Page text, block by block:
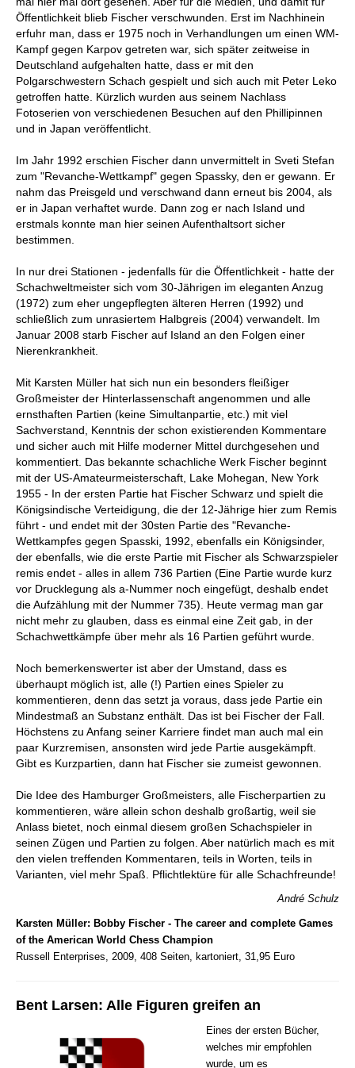
Öffentlichkeit blieb Fischer verschwunden. Erst im Nachhinein
erfuhr man, dass er 1975 noch in Verhandlungen um einen WM-
Kampf gegen Karpov getreten war, sich später zeitweise in
Deutschland aufgehalten hatte, dass er mit den
Polgarschwestern Schach gespielt und sich auch mit Peter Leko
getroffen hatte. Kürzlich wurden aus seinem Nachlass
Fotoserien von verschiedenen Besuchen auf den Phillipinnen
und in Japan veröffentlicht.
Im Jahr 1992 erschien Fischer dann unvermittelt in Sveti Stefan
zum "Revanche-Wettkampf" gegen Spassky, den er gewann. Er
nahm das Preisgeld und verschwand dann erneut bis 2004, als
er in Japan verhaftet wurde. Dann zog er nach Island und
erstmals konnte man hier seinen Aufenthaltsort sicher
bestimmen.
In nur drei Stationen - jedenfalls für die Öffentlichkeit - hatte der
Schachweltmeister sich vom 30-Jährigen im eleganten Anzug
(1972) zum eher ungepflegten älteren Herren (1992) und
schließlich zum unrasiertem Halbgreis (2004) verwandelt. Im
Januar 2008 starb Fischer auf Island an den Folgen einer
Nierenkrankheit.
Mit Karsten Müller hat sich nun ein besonders fleißiger
Großmeister der Hinterlassenschaft angenommen und alle
ernsthaften Partien (keine Simultanpartie, etc.) mit viel
Sachverstand, Kenntnis der schon existierenden Kommentare
und sicher auch mit Hilfe moderner Mittel durchgesehen und
kommentiert. Das bekannte schachliche Werk Fischer beginnt
mit der US-Amateurmeisterschaft, Lake Mohegan, New York
1955 - In der ersten Partie hat Fischer Schwarz und spielt die
Königsindische Verteidigung, die der 12-Jährige hier zum Remis
führt - und endet mit der 30sten Partie des "Revanche-
Wettkampfes gegen Spasski, 1992, ebenfalls ein Königsinder,
der ebenfalls, wie die erste Partie mit Fischer als Schwarzspieler
remis endet - alles in allem 736 Partien (Eine Partie wurde kurz
vor Drucklegung als a-Nummer noch eingefügt, deshalb endet
die Aufzählung mit der Nummer 735). Heute vermag man gar
nicht mehr zu glauben, dass es einmal eine Zeit gab, in der
Schachwettkämpfe über mehr als 16 Partien geführt wurde.
Noch bemerkenswerter ist aber der Umstand, dass es
überhaupt möglich ist, alle (!) Partien eines Spieler zu
kommentieren, denn das setzt ja voraus, dass jede Partie ein
Mindestmaß an Substanz enthält. Das ist bei Fischer der Fall.
Höchstens zu Anfang seiner Karriere findet man auch mal ein
paar Kurzremisen, ansonsten wird jede Partie ausgekämpft.
Gibt es Kurzpartien, dann hat Fischer sie zumeist gewonnen.
Die Idee des Hamburger Großmeisters, alle Fischerpartien zu
kommentieren, wäre allein schon deshalb großartig, weil sie
Anlass bietet, noch einmal diesem großen Schachspieler in
seinen Zügen und Partien zu folgen. Aber natürlich mach es mit
den vielen treffenden Kommentaren, teils in Worten, teils in
Varianten, viel mehr Spaß. Pflichtlektüre für alle Schachfreunde!
André Schulz
Karsten Müller: Bobby Fischer - The career and complete Games
of the American World Chess Champion
Russell Enterprises, 2009, 408 Seiten, kartoniert, 31,95 Euro
Bent Larsen: Alle Figuren greifen an
Eines der ersten Bücher,
welches mir empfohlen
wurde, um es